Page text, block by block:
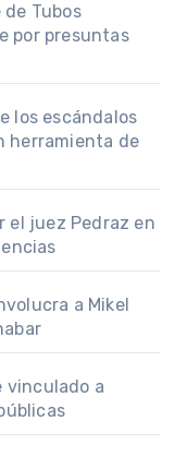
Tubos
por presuntas
los escándalos
herramienta de
el juez Pedraz en
a Mikel
vinculado a